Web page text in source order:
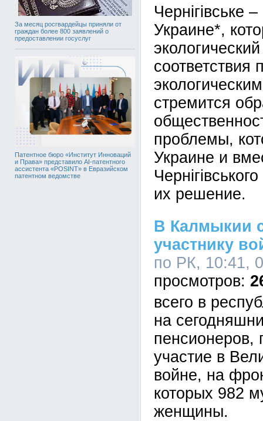
За месяц росгвардейцы приняли от
граждан более 800 заявлений о
предоставлении госуслуг
Патентное бюро «Институт Инноваций
и Права» представило AI-патентного
ассистента «POSINT» в Евразийском
патентном ведомстве
Чернігівське
Украине*,
соответствия
стремится
проблемы,
Украине и
их решение.
В Калмыкии
участнику
по РК, 10:41,
всего в
на
участие в
войне, на
которых 982
женщины.